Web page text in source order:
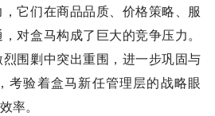
它们在商品品质、价格策略、服
对盒马构成了巨大的竞争压力。
围剿中突出重围，进一步巩固与
考验着盒马新任管理层的战略眼
率。